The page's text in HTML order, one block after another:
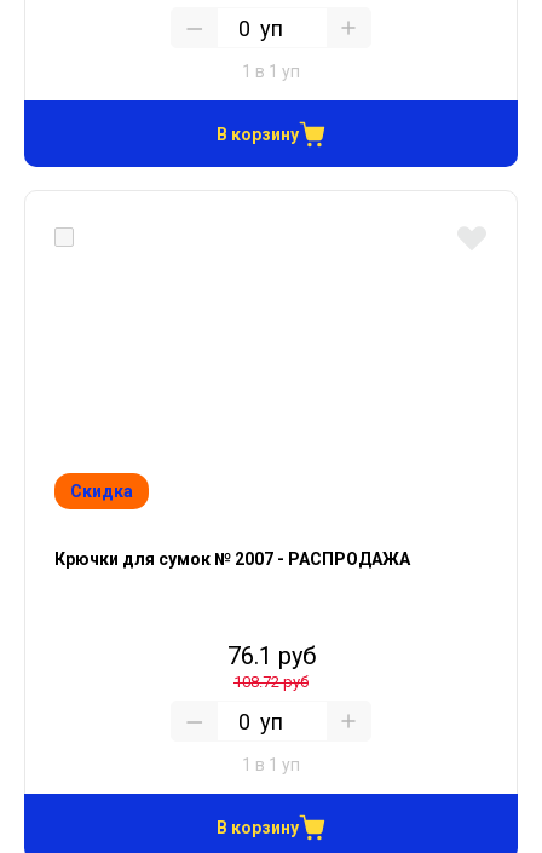
уп
1 в 1 уп
В корзину
Скидка
Крючки для сумок № 2007 - РАСПРОДАЖА
76.1 руб
108.72 руб
уп
1 в 1 уп
В корзину